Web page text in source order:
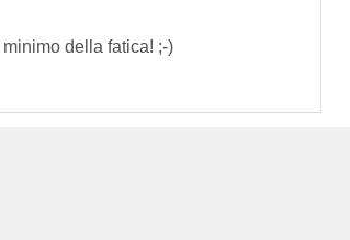
della fatica! ;-)